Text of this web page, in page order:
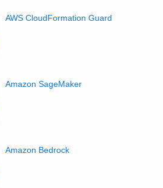
AWS CloudFormation Guard
Amazon SageMaker
Amazon Bedrock